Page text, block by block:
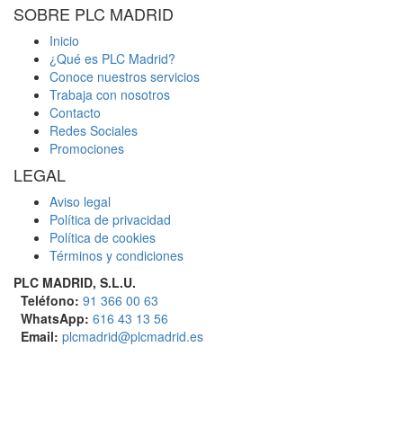
electrónico
SOBRE PLC MADRID
Inicio
¿Qué es PLC Madrid?
Conoce nuestros servicios
Trabaja con nosotros
Contacto
Redes Sociales
Promociones
LEGAL
Aviso legal
Política de privacidad
Política de cookies
Términos y condiciones
PLC MADRID, S.L.U.
Teléfono: 91 366 00 63
WhatsApp: 616 43 13 56
Email: plcmadrid@plcmadrid.es